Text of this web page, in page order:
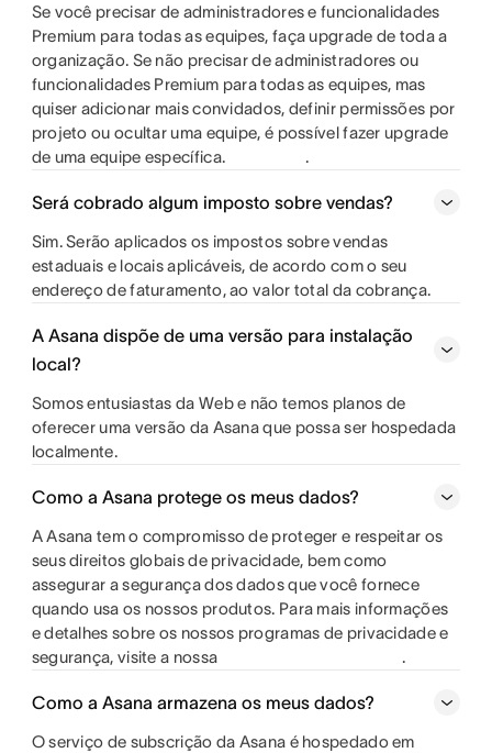
Se você precisar de administradores e funcionalidades
Premium para todas as equipes, faça upgrade de toda a
organização. Se não precisar de administradores ou
funcionalidades Premium para todas as equipes, mas
quiser adicionar mais convidados, definir permissões por
projeto ou ocultar uma equipe, é possível fazer upgrade
de uma equipe específica.
.
Será cobrado algum imposto sobre vendas?
Sim. Serão aplicados os impostos sobre vendas
estaduais e locais aplicáveis, de acordo com o seu
endereço de faturamento, ao valor total da cobrança.
A Asana dispõe de uma versão para instalação
local?
Somos entusiastas da Web e não temos planos de
oferecer uma versão da Asana que possa ser hospedada
localmente.
Como a Asana protege os meus dados?
A Asana tem o compromisso de proteger e respeitar os
seus direitos globais de privacidade, bem como
assegurar a segurança dos dados que você fornece
quando usa os nossos produtos. Para mais informações
e detalhes sobre os nossos programas de privacidade e
segurança, visite a nossa
.
Como a Asana armazena os meus dados?
O serviço de subscrição da Asana é hospedado em